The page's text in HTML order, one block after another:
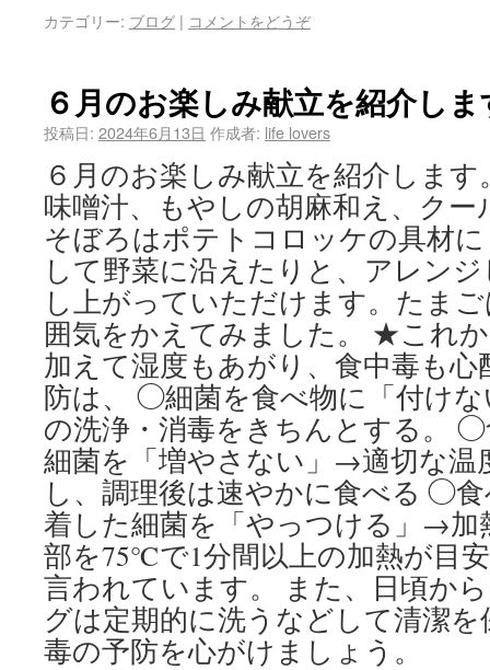
カテゴリー: ブログ | コメントをどうぞ
６月のお楽しみ献立を紹介し
投稿日: 2024年6月13日 作成者: life lovers
６月のお楽しみ献立を紹介しま
味噌汁、もやしの胡麻和え、クー
そぼろはポテトコロッケの具材
して野菜に沿えたりと、アレン
し上がっていただけます。たま
囲気をかえてみました。 ★これ
加えて湿度もあがり、食中毒も心
防は、 ◯細菌を食べ物に「付け
の洗浄・消毒をきちんとする。
細菌を「増やさない」→適切な温
し、調理後は速やかに食べる ◯
着した細菌を「やっつける」→加
部を75℃で1分間以上の加熱が目
言われています。 また、日頃か
グは定期的に洗うなどして清潔
毒の予防を心がけましょう。